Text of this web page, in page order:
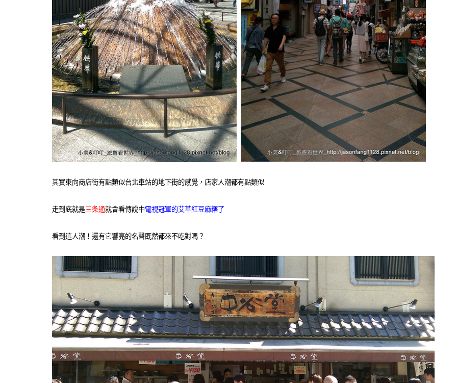
其實東向商店街有點類似台北車站的地下街的感覺，店家人潮都有點類似
走到底就是三条通就會看傳說中電視冠軍的艾草紅豆麻糬了
看到這人潮！還有它響亮的名聲既然都來不吃對嗎？